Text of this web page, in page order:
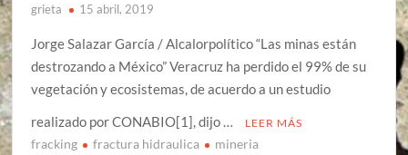
grieta 15 abril, 2019
Jorge Salazar García / Alcalorpolítico “Las minas están
destrozando a México” Veracruz ha perdido el 99% de su
vegetación y ecosistemas, de acuerdo a un estudio
realizado por CONABIO[1], dijo …
LEER MÁS
fracking fractura hidraulica mineria